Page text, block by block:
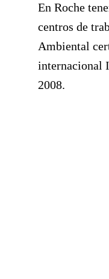
En Roche
centros de
Ambiental
internacional
2008.